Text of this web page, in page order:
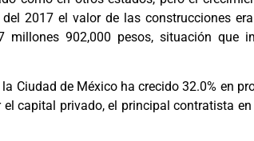
2017 el valor de las construcciones
902,000 pesos, situación que
Ciudad de México ha crecido 32.0% en
capital privado, el principal contratista